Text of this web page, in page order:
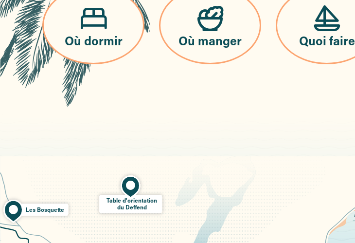
Où dormir Où manger Quoi faire
Les Bosquette
Table d'orientation
du Deffend